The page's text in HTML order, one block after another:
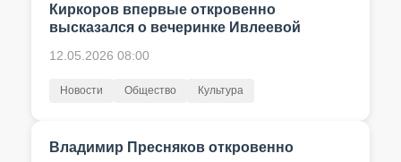
Владимир Пресняков откровенно
Киркоров впервые откровенно
высказался о вечеринке Ивлеевой
12.05.2026 08:00
Новости Общество Культура